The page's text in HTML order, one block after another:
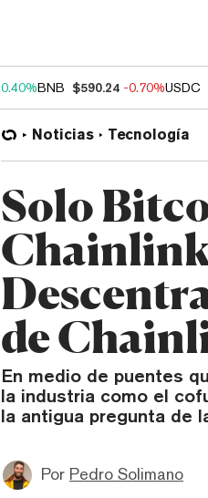
0.40%BNB $590.24 -0.70%USDC
Noticias Tecnología
Solo
de
En medio de puentes
la industria como el
la antigua pregunta de
Por Pedro Solimano